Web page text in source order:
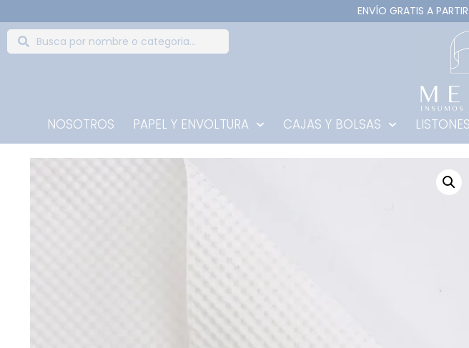
ENVÍO GRATIS A
NOSOTROS PAPEL Y ENVOLTURA CAJAS Y BOLSAS LISTONES